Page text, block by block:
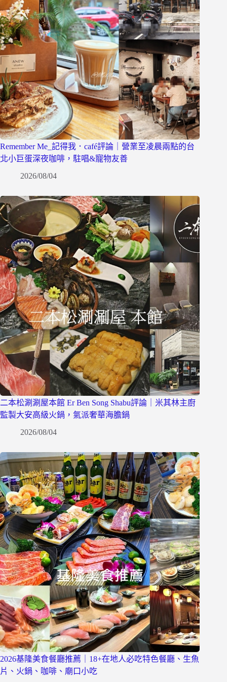
Remember Me_記得我．café評論｜營業至凌晨兩點的台
北小巨蛋深夜咖啡，駐唱&寵物友善
2026/08/04
二本松涮涮屋本館 Er Ben Song Shabu評論｜米其林主廚
監製大安高級火鍋，氣派奢華海膽鍋
2026/08/04
2026基隆美食餐廳推薦｜18+在地人必吃特色餐廳、生魚
片、火鍋、咖啡、廟口小吃